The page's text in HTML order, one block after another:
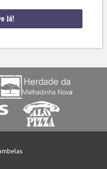
Já!